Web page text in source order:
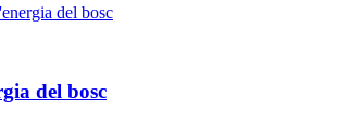
del bosc